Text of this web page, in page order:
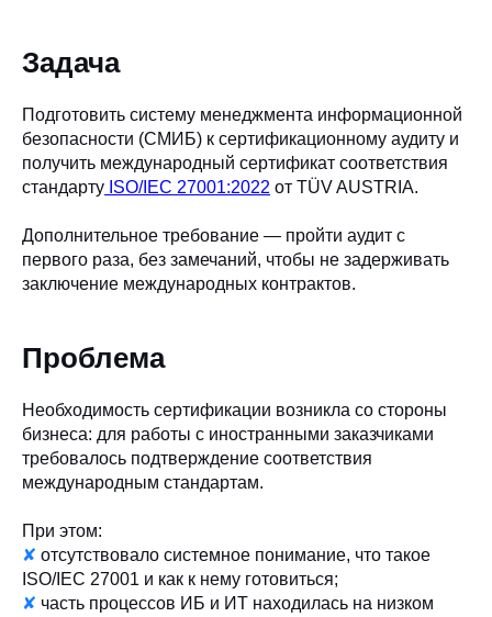
Задача
Подготовить систему менеджмента информационной
безопасности (СМИБ) к сертификационному аудиту и
получить международный сертификат соответствия
стандарту ISO/IEC 27001:2022 от TÜV AUSTRIA.
Дополнительное требование — пройти аудит с
первого раза, без замечаний, чтобы не задерживать
заключение международных контрактов.
Проблема
Необходимость сертификации возникла со стороны
бизнеса: для работы с иностранными заказчиками
требовалось подтверждение соответствия
международным стандартам.
При этом:
✘ отсутствовало системное понимание, что такое
ISO/IEC 27001 и как к нему готовиться;
✘ часть процессов ИБ и ИТ находилась на низком